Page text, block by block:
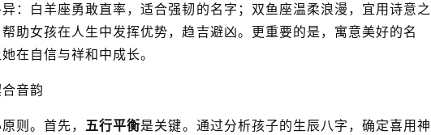
：白羊座勇敢直率，适合强韧的名字；双鱼座温柔浪漫，宜用诗意之
助女孩在人生中发挥优势，趋吉避凶。更重要的是，寓意美好的名
在自信与祥和中成长。
音韵
则。首先， 五行平衡是关键。通过分析孩子的生辰八字，确定喜用神